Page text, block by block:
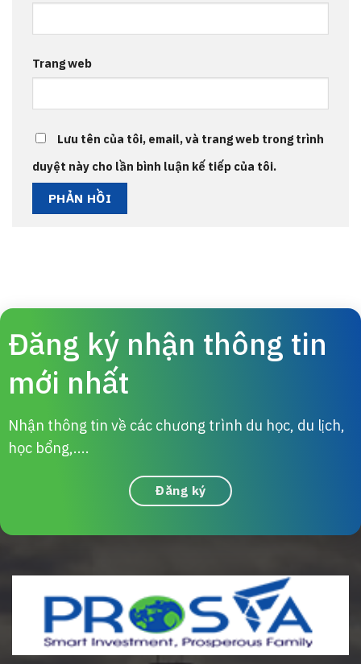
Trang web
Lưu tên của tôi, email, và trang web trong trình
duyệt này cho lần bình luận kế tiếp của tôi.
Đăng ký nhận thông tin
mới nhất
Nhận thông tin về các chương trình du học, du lịch,
học bổng,....
Đăng ký